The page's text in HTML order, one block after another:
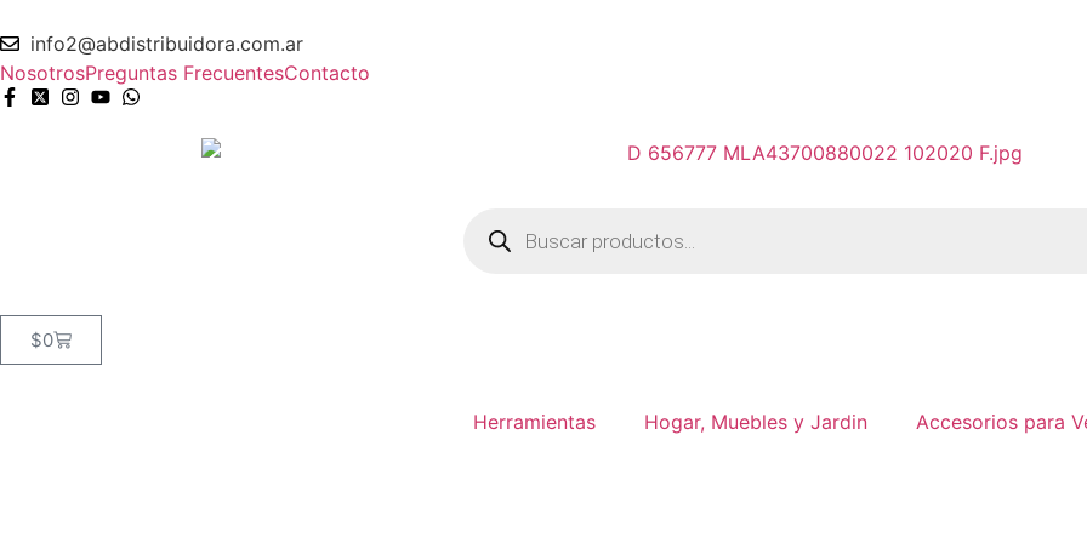
info2@abdistribuidora.com.ar
NosotrosPreguntas FrecuentesContacto
$0
Herramientas Hogar, Muebles y Jardin Accesorios para